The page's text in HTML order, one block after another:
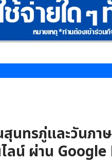
สุนทรภู่และวันภา
ลน์ ผ่าน